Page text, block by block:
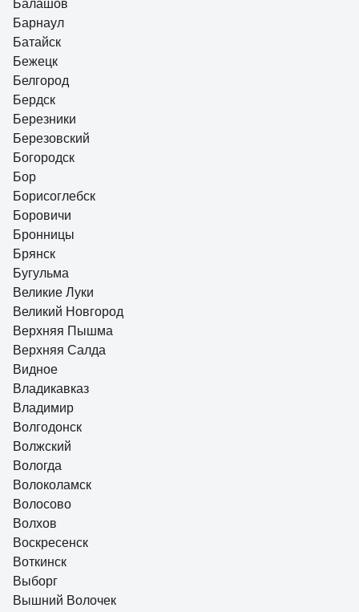
Балашов
Барнаул
Батайск
Бежецк
Белгород
Бердск
Березники
Березовский
Богородск
Бор
Борисоглебск
Боровичи
Бронницы
Брянск
Бугульма
Великие Луки
Великий Новгород
Верхняя Пышма
Верхняя Салда
Видное
Владикавказ
Владимир
Волгодонск
Волжский
Вологда
Волоколамск
Волосово
Волхов
Воскресенск
Воткинск
Выборг
Вышний Волочек